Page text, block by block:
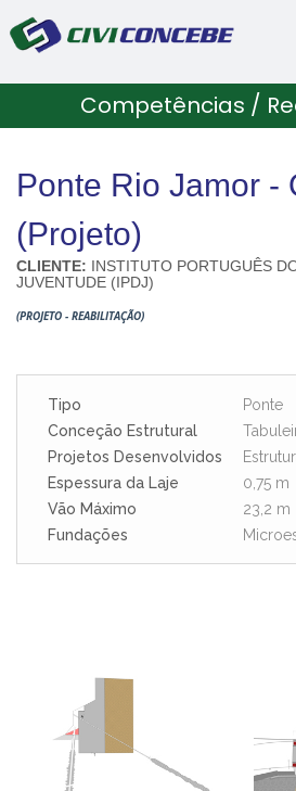
Competências /
Ponte Rio Jamor -
(Projeto)
CLIENTE: INSTITUTO PORTUGUÊS
JUVENTUDE (IPDJ)
(PROJETO - REABILITAÇÃO)
Tipo
Ponte
Conceção Estrutural
Projetos Desenvolvidos
Espessura da Laje
0,75 m
Vão Máximo
23,2 m
Fundações